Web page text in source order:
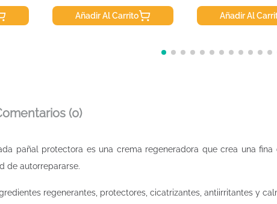
Añadir Al Carrito Añadir Al
(0)
pañal protectora es una crema regeneradora que crea una
de autorrepararse.
regenerantes, protectores, cicatrizantes, antiirritantes y